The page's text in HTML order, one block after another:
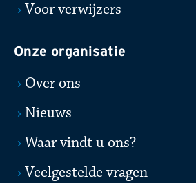
Voor verwijzers
Onze organisatie
Over ons
Nieuws
Waar vindt u ons?
Veelgestelde vragen